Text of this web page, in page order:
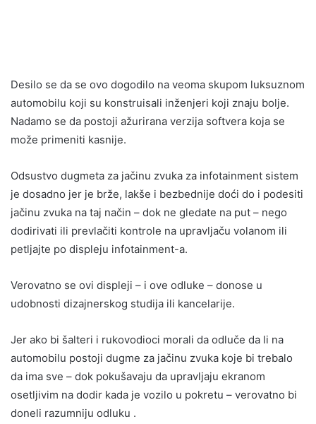
Desilo se da se ovo dogodilo na veoma skupom luksuznom
automobilu koji su konstruisali inženjeri koji znaju bolje.
Nadamo se da postoji ažurirana verzija softvera koja se
može primeniti kasnije.
Odsustvo dugmeta za jačinu zvuka za infotainment sistem
je dosadno jer je brže, lakše i bezbednije doći do i podesiti
jačinu zvuka na taj način – dok ne gledate na put – nego
dodirivati ili prevlačiti kontrole na upravljaču volanom ili
petljajte po displeju infotainment-a.
Verovatno se ovi displeji – i ove odluke – donose u
udobnosti dizajnerskog studija ili kancelarije.
Jer ako bi šalteri i rukovodioci morali da odluče da li na
automobilu postoji dugme za jačinu zvuka koje bi trebalo
da ima sve – dok pokušavaju da upravljaju ekranom
osetljivim na dodir kada je vozilo u pokretu – verovatno bi
doneli razumniju odluku .